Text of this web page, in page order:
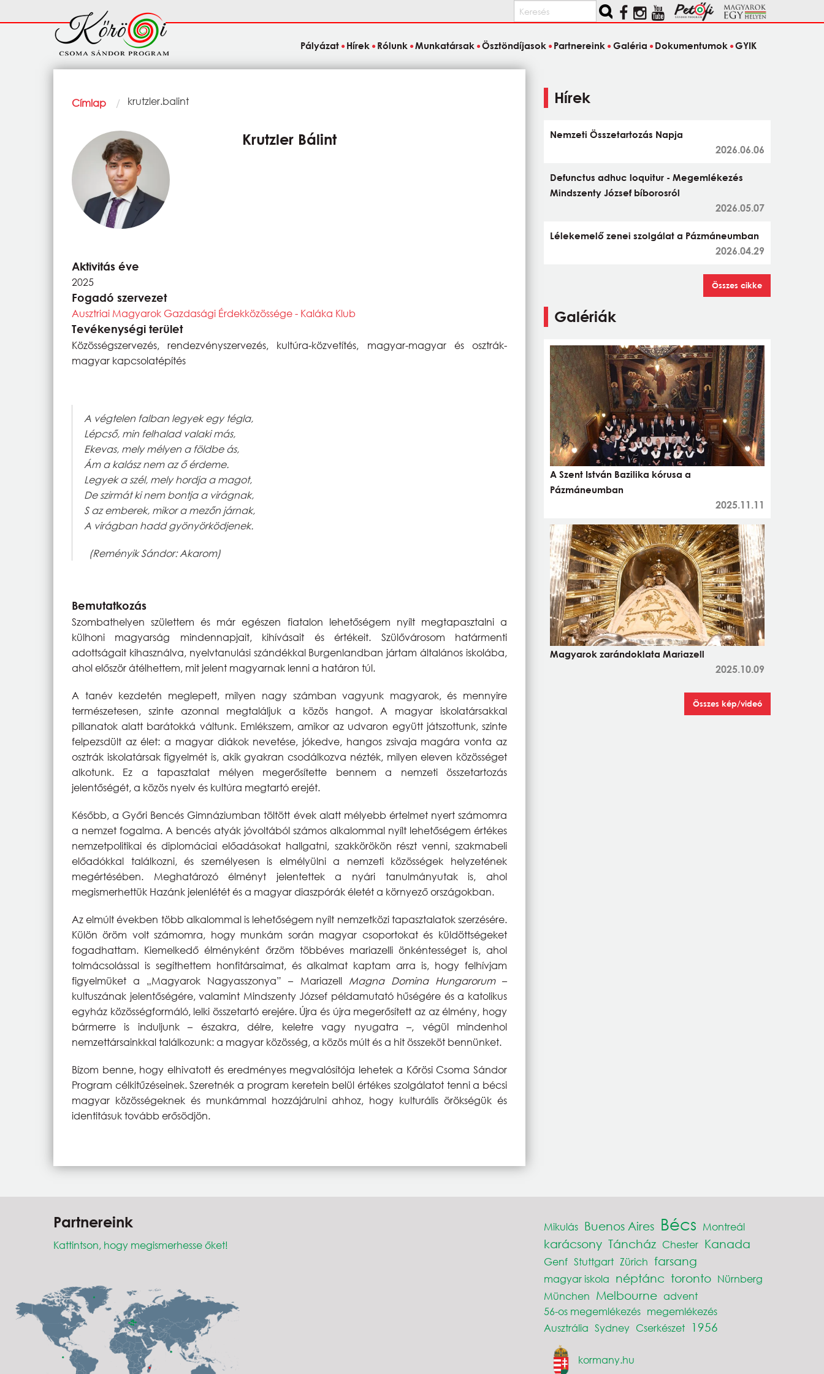
Keresés
Fő
navigáció
Pályázat Hírek Rólunk Munkatársak Ösztöndíjasok Partnereink Galéria Dokumentumok GYIK
Morzsa
Címlap Current:
krutzler.balint
Krutzler Bálint
Aktivitás éve
2025
Fogadó szervezet
Ausztriai Magyarok Gazdasági Érdekközössége - Kaláka Klub
Tevékenységi terület
Közösségszervezés, rendezvényszervezés, kultúra-közvetítés, magyar-magyar és osztrák-
magyar kapcsolatépítés
A végtelen falban legyek egy tégla,
Lépcső, min felhalad valaki más,
Ekevas, mely mélyen a földbe ás,
Ám a kalász nem az ő érdeme.
Legyek a szél, mely hordja a magot,
De szirmát ki nem bontja a virágnak,
S az emberek, mikor a mezőn járnak,
A virágban hadd gyönyörködjenek.
(Reményik Sándor: Akarom)
Bemutatkozás
Szombathelyen születtem és már egészen fiatalon lehetőségem nyílt megtapasztalni a
külhoni magyarság mindennapjait, kihívásait és értékeit. Szülővárosom határmenti
adottságait kihasználva, nyelvtanulási szándékkal Burgenlandban jártam általános iskolába,
ahol először átélhettem, mit jelent magyarnak lenni a határon túl.
A tanév kezdetén meglepett, milyen nagy számban vagyunk magyarok, és mennyire
természetesen, szinte azonnal megtaláljuk a közös hangot. A magyar iskolatársakkal
pillanatok alatt barátokká váltunk. Emlékszem, amikor az udvaron együtt játszottunk, szinte
felpezsdült az élet: a magyar diákok nevetése, jókedve, hangos zsivaja magára vonta az
osztrák iskolatársak figyelmét is, akik gyakran csodálkozva nézték, milyen eleven közösséget
alkotunk. Ez a tapasztalat mélyen megerősítette bennem a nemzeti összetartozás
jelentőségét, a közös nyelv és kultúra megtartó erejét.
Később, a Győri Bencés Gimnáziumban töltött évek alatt mélyebb értelmet nyert számomra
a nemzet fogalma. A bencés atyák jóvoltából számos alkalommal nyílt lehetőségem értékes
nemzetpolitikai és diplomáciai előadásokat hallgatni, szakkörökön részt venni, szakmabeli
előadókkal találkozni, és személyesen is elmélyülni a nemzeti közösségek helyzetének
megértésében. Meghatározó élményt jelentettek a nyári tanulmányutak is, ahol
megismerhettük Hazánk jelenlétét és a magyar diaszpórák életét a környező országokban.
Az elmúlt években több alkalommal is lehetőségem nyílt nemzetközi tapasztalatok szerzésére.
Külön öröm volt számomra, hogy munkám során magyar csoportokat és küldöttségeket
fogadhattam. Kiemelkedő élményként őrzöm többéves mariazelli önkéntességet is, ahol
tolmácsolással is segíthettem honfitársaimat, és alkalmat kaptam arra is, hogy felhívjam
figyelmüket a „Magyarok Nagyasszonya” – MariazellMagna Domina Hungarorum–
kultuszának jelentőségére, valamint Mindszenty József példamutató hűségére és a katolikus
egyház közösségformáló, lelki összetartó erejére. Újra és újra megerősített az az élmény, hogy
bármerre is induljunk – északra, délre, keletre vagy nyugatra –, végül mindenhol
nemzettársainkkal találkozunk: a magyar közösség, a közös múlt és a hit összeköt bennünket.
Bízom benne, hogy elhivatott és eredményes megvalósítója lehetek a Kőrösi Csoma Sándor
Program célkitűzéseinek. Szeretnék a program keretein belül értékes szolgálatot tenni a bécsi
magyar közösségeknek és munkámmal hozzájárulni ahhoz, hogy kulturális örökségük és
identitásuk tovább erősödjön.
Hírek
Nemzeti Összetartozás Napja
2026.06.06
Defunctus adhuc loquitur - Megemlékezés
Mindszenty József bíborosról
2026.05.07
Lélekemelő zenei szolgálat a Pázmáneumban
2026.04.29
Összes cikke
Galériák
A Szent István Bazilika kórusa a
Pázmáneumban
2025.11.11
Magyarok zarándoklata Mariazell
2025.10.09
Összes kép/videó
Partnereink
Kattintson, hogy megismerhesse őket!
Mikulás Buenos Aires Bécs Montreál
karácsony Táncház Chester Kanada
Genf Stuttgart Zürich farsang
magyar iskola néptánc toronto Nürnberg
München Melbourne advent
56-os megemlékezés megemlékezés
Ausztrália Sydney Cserkészet 1956
kormany.hu